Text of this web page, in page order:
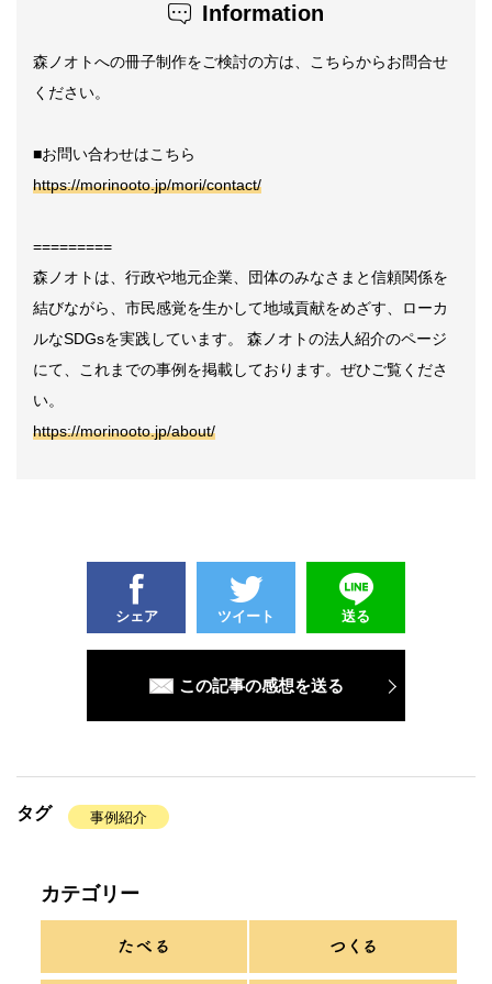
Information
森ノオトへの冊子制作をご検討の方は、こちらからお問合せ
ください。
■お問い合わせはこちら
https://morinooto.jp/mori/contact/
=========
森ノオトは、行政や地元企業、団体のみなさまと信頼関係を
結びながら、市民感覚を生かして地域貢献をめざす、ローカ
ルなSDGsを実践しています。 森ノオトの法人紹介のページ
にて、これまでの事例を掲載しております。ぜひご覧くださ
い。
https://morinooto.jp/about/
シェア ツイート 送る
この記事の感想を送る
タグ 事例紹介
カテゴリー